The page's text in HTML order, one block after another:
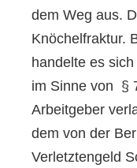
dem Weg aus.
Knöchelfraktur.
handelte es
im Sinne von §
Arbeitgeber
dem von der
Verletztengeld